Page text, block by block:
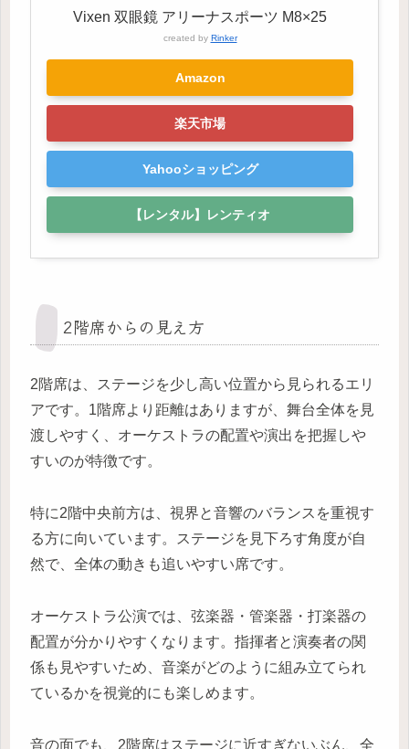
Vixen 双眼鏡 アリーナスポーツ M8×25
created by Rinker
Amazon
楽天市場
Yahooショッピング
【レンタル】レンティオ
2階席からの見え方
2階席は、ステージを少し高い位置から見られるエリ
アです。1階席より距離はありますが、舞台全体を見
渡しやすく、オーケストラの配置や演出を把握しや
すいのが特徴です。
特に2階中央前方は、視界と音響のバランスを重視す
る方に向いています。ステージを見下ろす角度が自
然で、全体の動きも追いやすい席です。
オーケストラ公演では、弦楽器・管楽器・打楽器の
配置が分かりやすくなります。指揮者と演奏者の関
係も見やすいため、音楽がどのように組み立てられ
ているかを視覚的にも楽しめます。
音の面でも、2階席はステージに近すぎないぶん、全